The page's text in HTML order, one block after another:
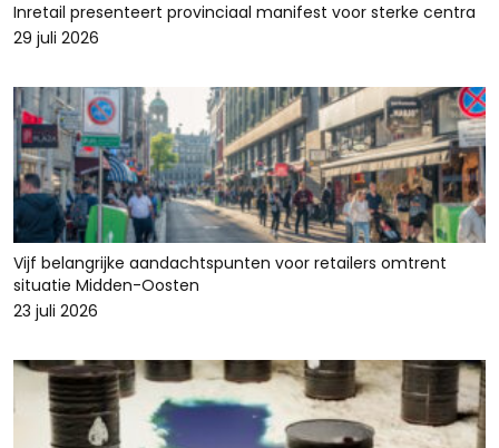
Inretail presenteert provinciaal manifest voor sterke centra
29 juli 2026
Vijf belangrijke aandachtspunten voor retailers omtrent
situatie Midden-Oosten
23 juli 2026